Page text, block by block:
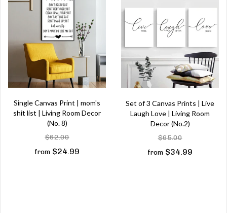
Single Canvas Print | mom's
shit list | Living Room Decor
(No. 8)
$62.00
from $24.99
Set of 3 Canvas Prints | Live
Laugh Love | Living Room
Decor (No.2)
$65.00
from $34.99